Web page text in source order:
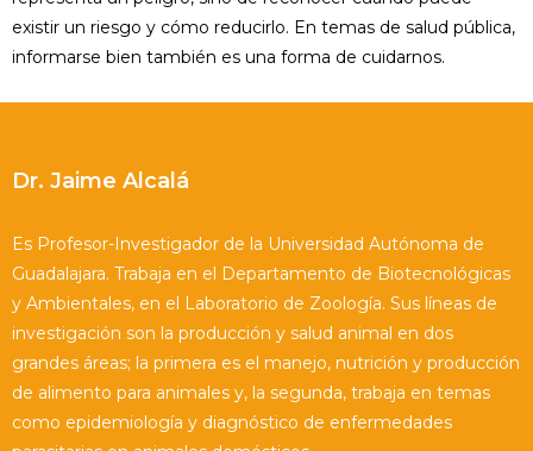
existir un riesgo y cómo reducirlo. En temas de salud pública,
informarse bien también es una forma de cuidarnos.
Dr. Jaime Alcalá
Es Profesor-Investigador de la Universidad Autónoma de
Guadalajara. Trabaja en el Departamento de Biotecnológicas
y Ambientales, en el Laboratorio de Zoología. Sus líneas de
investigación son la producción y salud animal en dos
grandes áreas; la primera es el manejo, nutrición y producción
de alimento para animales y, la segunda, trabaja en temas
como epidemiología y diagnóstico de enfermedades